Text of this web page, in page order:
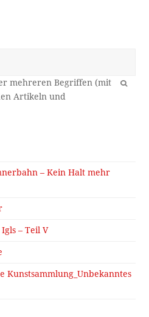
OK
– Kein Halt mehr
– Teil V
Kunstsammlung_Unbekanntes